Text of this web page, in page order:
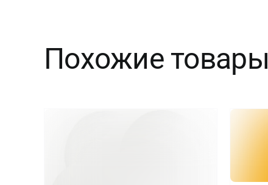
Похожие товары